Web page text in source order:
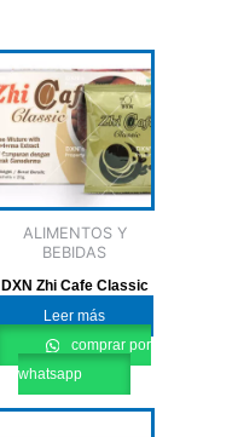
ALIMENTOS Y
BEBIDAS
DXN Zhi Cafe Classic
Leer más
comprar por
whatsapp